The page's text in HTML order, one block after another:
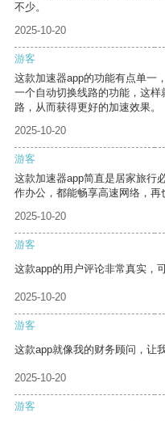
不少。
2025-10-20
游客
这款加速器app的功能有点单一
一个自动切换线路的功能，这
路，从而获得更好的加速效果。
2025-10-20
游客
这款加速器app简直是居家旅行
作办公，都能畅享高速网络，再
2025-10-20
游客
这款app的用户评论非常真实，
2025-10-20
游客
这款app就像我的财务顾问，让
2025-10-20
游客